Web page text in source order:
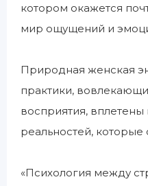
котором окажется
мир ощущений и
Природная женская
практики,
восприятия,
реальностей, которые
«Психология между